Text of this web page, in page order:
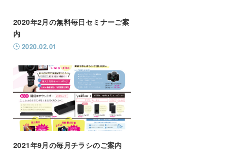
2020年2月の無料毎日セミナーご案
内
2020.02.01
2021年9月の毎月チラシのご案内